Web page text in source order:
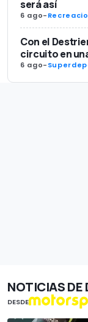
será así
6 ago-
Con el
circuito en
6 ago-
NOTICIAS DE
DESDE